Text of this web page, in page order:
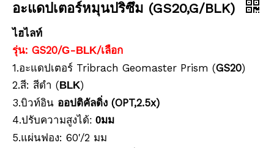
อะแดปเตอร์หมุนปริซึม (GS20,G/BLK)
ไฮไลท์
รุ่น: GS20/G-BLK/เลือก
1.อะแดปเตอร์ Tribrach Geomaster Prism (GS20)
2.สี: สีดำ (BLK)
3.บิวท์อิน ออปติคัลดิ่ง (OPT,2.5x)
4.ปรับความสูงได้: 0มม
5.แผ่นฟอง: 60'/2 มม